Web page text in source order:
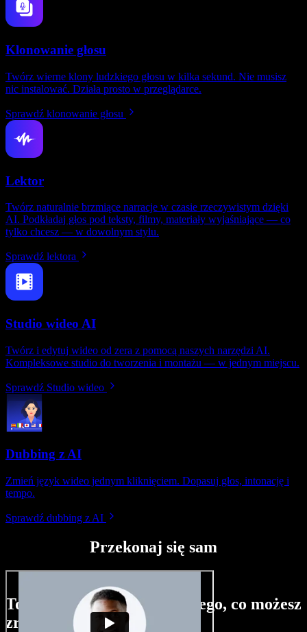
Klonowanie głosu
Twórz wierne klony ludzkiego głosu w kilka sekund. Nie musisz
nic instalować. Działa prosto w przeglądarce.
Sprawdź klonowanie głosu
Lektor
Twórz naturalnie brzmiące narracje w czasie rzeczywistym dzięki
AI. Podkładaj głos pod teksty, filmy, materiały wyjaśniające — co
tylko chcesz — w dowolnym stylu.
Sprawdź lektora
Studio wideo AI
Twórz i edytuj wideo od zera z pomocą naszych narzędzi AI.
Kompleksowe studio do tworzenia i montażu — w jednym miejscu.
Sprawdź Studio wideo
Dubbing z AI
Zmień język wideo jednym kliknięciem. Dopasuj głos, intonację i
tempo.
Sprawdź dubbing z AI
Przekonaj się sam
To tylko niewielka próbka tego, co możesz
zrobić z Speechify Studio.